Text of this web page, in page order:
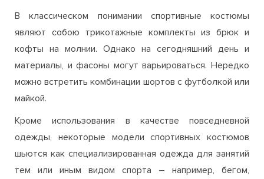
В классическом понимании спортивные костюмы
являют собою трикотажные комплекты из брюк и
кофты на молнии. Однако на сегодняшний день и
материалы, и фасоны могут варьироваться. Нередко
можно встретить комбинации шортов с футболкой или
майкой.
Кроме использования в качестве повседневной
одежды, некоторые модели спортивных костюмов
шьются как специализированная одежда для занятий
тем или иным видом спорта – например, бегом,